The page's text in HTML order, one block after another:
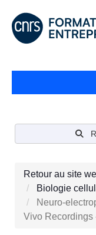
Retour au site
Biologie
Neuro-
Vivo Recordings